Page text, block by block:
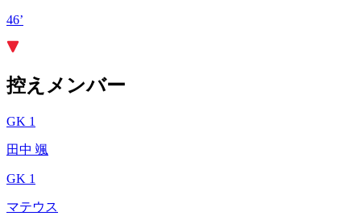
46’
控えメンバー
GK 1
田中 颯
GK 1
マテウス